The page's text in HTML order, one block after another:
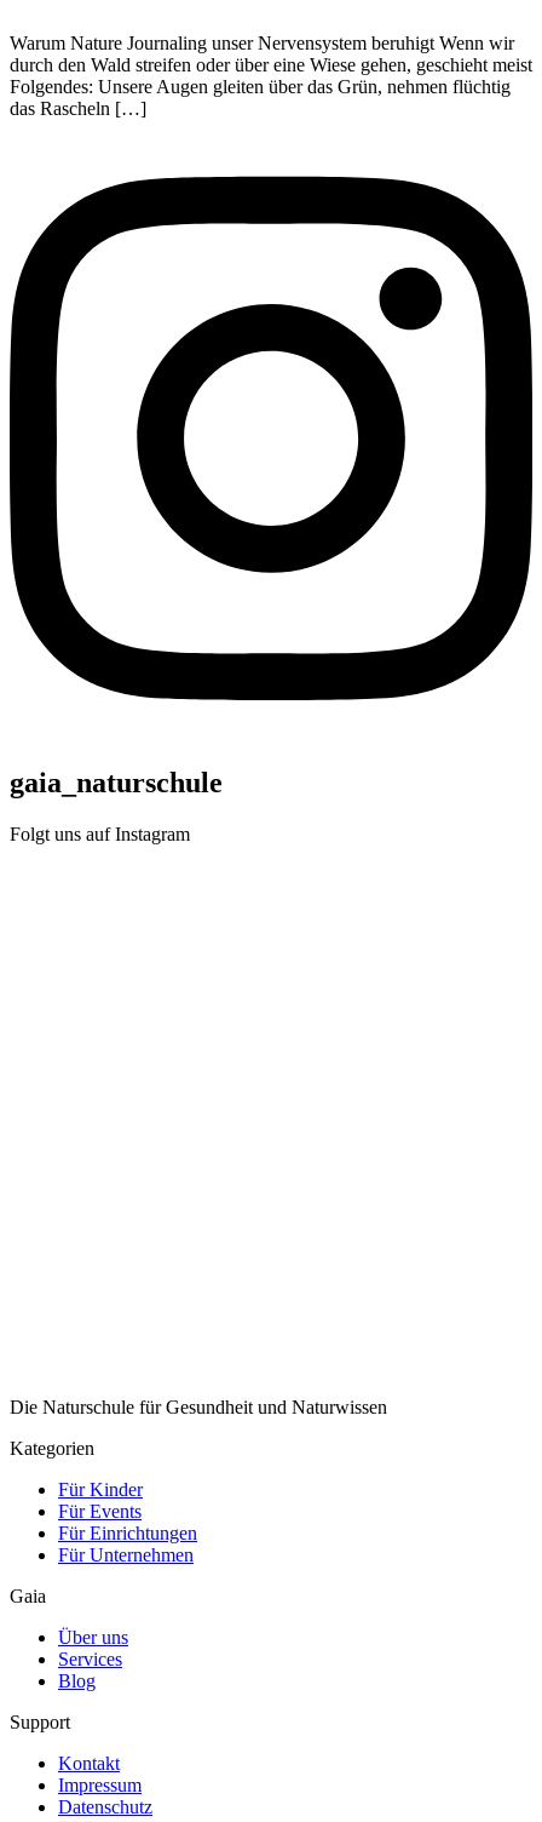
Warum Nature Journaling unser Nervensystem beruhigt Wenn wir
durch den Wald streifen oder über eine Wiese gehen, geschieht meist
Folgendes: Unsere Augen gleiten über das Grün, nehmen flüchtig
das Rascheln […]
gaia_naturschule
Folgt uns auf Instagram
Die Naturschule für Gesundheit und Naturwissen
Kategorien
Für Kinder
Für Events
Für Einrichtungen
Für Unternehmen
Gaia
Über uns
Services
Blog
Support
Kontakt
Impressum
Datenschutz